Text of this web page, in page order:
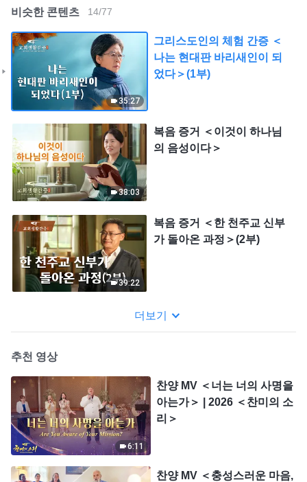
비슷한 콘텐츠 14/77
35:27
그리스도인의 체험 간증 ＜
나는 현대판 바리새인이 되
었다＞(1부)
38:03
복음 증거 ＜이것이 하나님
의 음성이다＞
39:22
복음 증거 ＜한 천주교 신부
가 돌아온 과정＞(2부)
더보기
추천 영상
6:11
찬양 MV ＜너는 너의 사명을
아는가＞ | 2026 ＜찬미의 소
리＞
찬양 MV ＜충성스러운 마음,